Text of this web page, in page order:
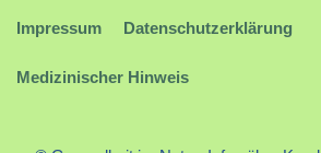
Impressum Datenschutzerklärung
Medizinischer Hinweis